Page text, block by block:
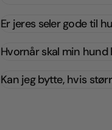
Er jeres seler gode til
Hvornår skal min
Kan jeg bytte, hvis